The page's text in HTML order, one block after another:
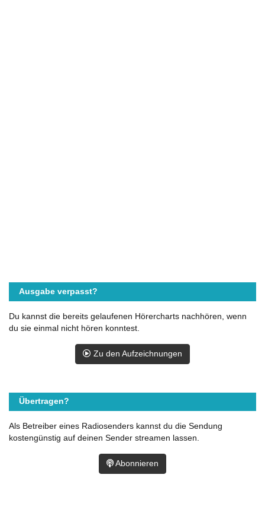
Ausgabe verpasst?
Du kannst die bereits gelaufenen Hörercharts nachhören, wenn
du sie einmal nicht hören konntest.
Zu den Aufzeichnungen
Übertragen?
Als Betreiber eines Radiosenders kannst du die Sendung
kostengünstig auf deinen Sender streamen lassen.
Abonnieren